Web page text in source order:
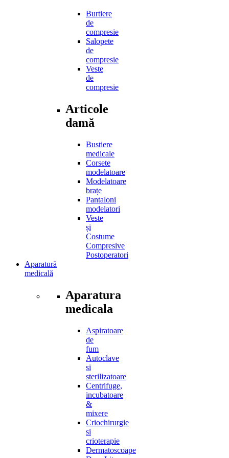
Burtiere
de
compresie
Salopete
de
compresie
Veste
de
compresie
Articole
damă
Bustiere
medicale
Corsete
modelatoare
Modelatoare
brațe
Pantaloni
modelatori
Veste
și
Costume
Compresive
Postoperatori
Aparatură
medicală
Aparatura
medicala
Aspiratoare
de
fum
Autoclave
si
sterilizatoare
Centrifuge,
incubatoare
&
mixere
Criochirurgie
si
crioterapie
Dermatoscoape